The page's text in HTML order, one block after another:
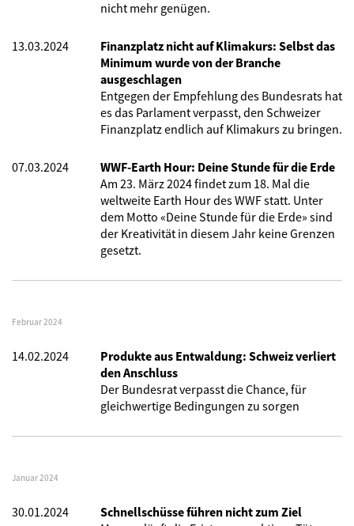
nicht mehr genügen.
13.03.2024
Finanzplatz nicht auf Klimakurs: Selbst das
Minimum wurde von der Branche
ausgeschlagen
Entgegen der Empfehlung des Bundesrats hat
es das Parlament verpasst, den Schweizer
Finanzplatz endlich auf Klimakurs zu bringen.
07.03.2024
WWF-Earth Hour: Deine Stunde für die Erde
Am 23. März 2024 findet zum 18. Mal die
weltweite Earth Hour des WWF statt. Unter
dem Motto «Deine Stunde für die Erde» sind
der Kreativität in diesem Jahr keine Grenzen
gesetzt.
Februar 2024
14.02.2024
Produkte aus Entwaldung: Schweiz verliert
den Anschluss
Der Bundesrat verpasst die Chance, für
gleichwertige Bedingungen zu sorgen
Januar 2024
30.01.2024
Schnellschüsse führen nicht zum Ziel